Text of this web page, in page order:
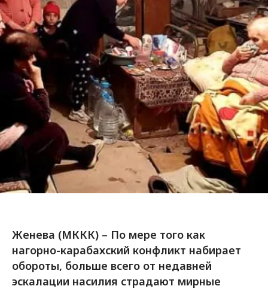
Женева (МККК) – По мере того как
нагорно-карабахский конфликт набирает
обороты, больше всего от недавней
эскалации насилия страдают мирные